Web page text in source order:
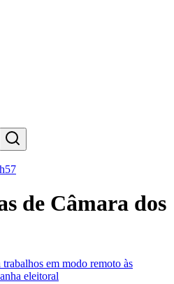
de Câmara dos